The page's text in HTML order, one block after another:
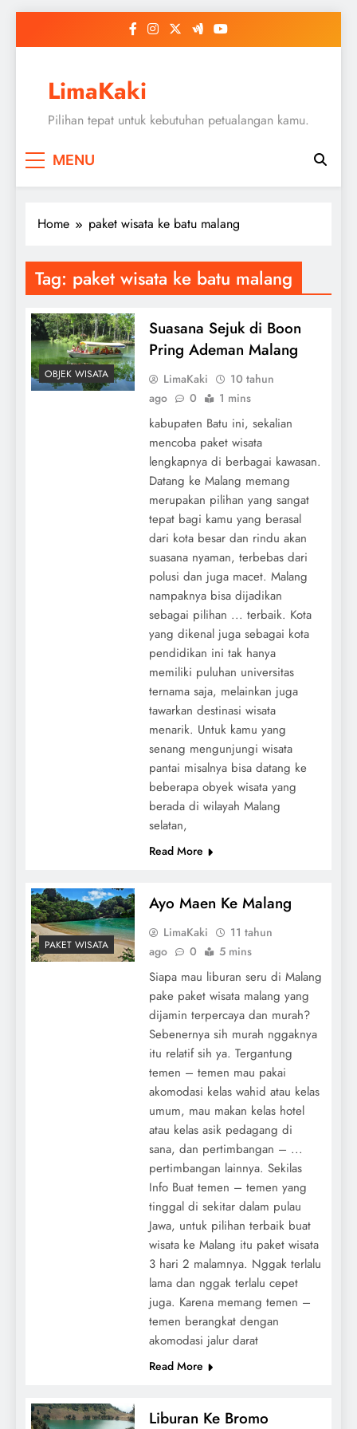
LimaKaki
Pilihan tepat untuk kebutuhan petualangan kamu.
MENU
Home paket wisata ke batu malang
Tag: paket wisata ke batu malang
OBJEK WISATA
Suasana Sejuk di Boon
Pring Ademan Malang
LimaKaki
10 tahun
ago
0 1 mins
kabupaten Batu ini, sekalian
mencoba paket wisata
lengkapnya di berbagai kawasan.
Datang ke Malang memang
merupakan pilihan yang sangat
tepat bagi kamu yang berasal
dari kota besar dan rindu akan
suasana nyaman, terbebas dari
polusi dan juga macet. Malang
nampaknya bisa dijadikan
sebagai pilihan ... terbaik. Kota
yang dikenal juga sebagai kota
pendidikan ini tak hanya
memiliki puluhan universitas
ternama saja, melainkan juga
tawarkan destinasi wisata
menarik. Untuk kamu yang
senang mengunjungi wisata
pantai misalnya bisa datang ke
beberapa obyek wisata yang
berada di wilayah Malang
selatan,
Read More
PAKET WISATA
Ayo Maen Ke Malang
LimaKaki
11 tahun
ago
0 5 mins
Siapa mau liburan seru di Malang
pake paket wisata malang yang
dijamin terpercaya dan murah?
Sebenernya sih murah nggaknya
itu relatif sih ya. Tergantung
temen – temen mau pakai
akomodasi kelas wahid atau kelas
umum, mau makan kelas hotel
atau kelas asik pedagang di
sana, dan pertimbangan – ...
pertimbangan lainnya. Sekilas
Info Buat temen – temen yang
tinggal di sekitar dalam pulau
Jawa, untuk pilihan terbaik buat
wisata ke Malang itu paket wisata
3 hari 2 malamnya. Nggak terlalu
lama dan nggak terlalu cepet
juga. Karena memang temen –
temen berangkat dengan
akomodasi jalur darat
Read More
Liburan Ke Bromo